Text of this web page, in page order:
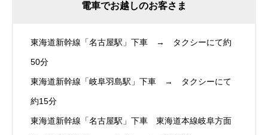
電車でお越しのお客さま
東海道新幹線「名古屋駅」下車 → タクシーにて約
50分
東海道新幹線「岐阜羽島駅」下車 → タクシーにて
約15分
東海道新幹線「名古屋駅」下車 東海道本線岐阜方面